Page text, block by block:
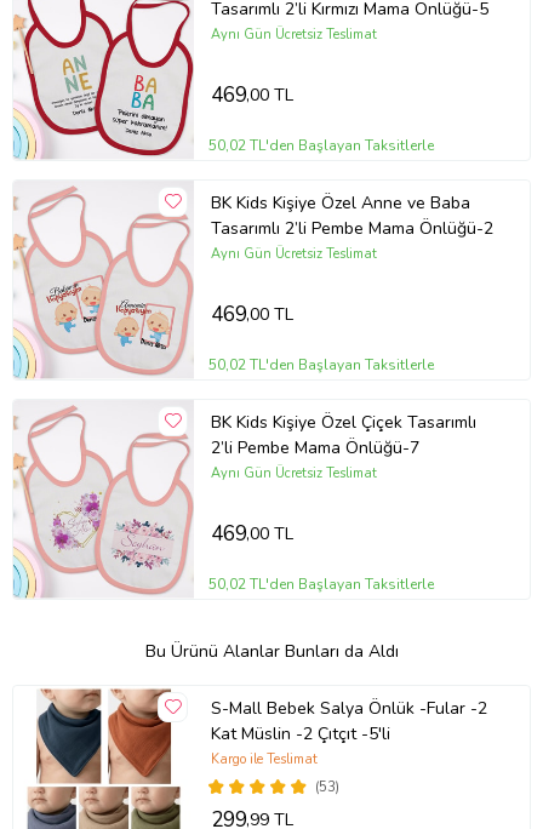
Tasarımlı 2’li Kırmızı Mama Önlüğü-5
Aynı Gün Ücretsiz Teslimat
469,00 TL
50,02 TL'den Başlayan Taksitlerle
BK Kids Kişiye Özel Anne ve Baba
Tasarımlı 2’li Pembe Mama Önlüğü-2
Aynı Gün Ücretsiz Teslimat
469,00 TL
50,02 TL'den Başlayan Taksitlerle
BK Kids Kişiye Özel Çiçek Tasarımlı
2’li Pembe Mama Önlüğü-7
Aynı Gün Ücretsiz Teslimat
469,00 TL
50,02 TL'den Başlayan Taksitlerle
Bu Ürünü Alanlar Bunları da Aldı
S-Mall Bebek Salya Önlük -Fular -2
Kat Müslin -2 Çıtçıt -5'li
(53)
Kargo ile Teslimat
299,99 TL